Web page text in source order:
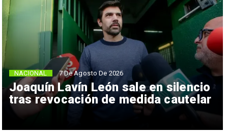
Joaquín Lavín León sale en silencio
tras revocación de medida cautelar
NACIONAL 7 De Agosto De 2026